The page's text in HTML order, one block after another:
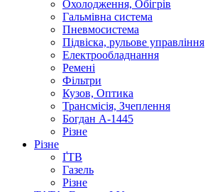
Охолодження, Обігрів
Гальмівна система
Пневмосистема
Підвіска, рульове управління
Електрообладнання
Ремені
Фільтри
Кузов, Оптика
Трансмісія, Зчеплення
Богдан А-1445
Різне
Різне
ҐТВ
Газель
Різне